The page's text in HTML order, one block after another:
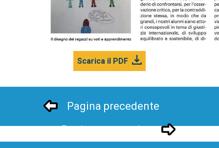
Scarica il PDF
Pagina precedente
Pagina successivo